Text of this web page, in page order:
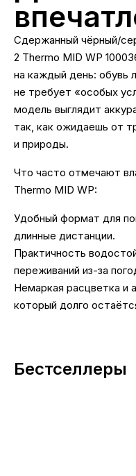
Сдержанный чёрный/
2 Thermo MID WP
на каждый день: обувь
не требует «особых
модель выглядит
так, как ожидаешь от
и природы.
Что часто отмечают
Thermo MID WP:
Удобный формат для
длинные дистанции.
Практичность
переживаний из-за
Немаркая расцветка и
который долго
Бестселлеры